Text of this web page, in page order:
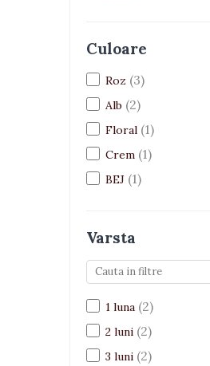
Covorase de dans
Electrocasnice si bucatarii
Fotolii gonflabile
Jocuri de indemanare
Jucarii educative din lemn
Muzica si instrumente
Culoare
Roz (3)
Alb (2)
Floral (1)
Crem (1)
BEJ (1)
Varsta
1 luna (2)
2 luni (2)
3 luni (2)